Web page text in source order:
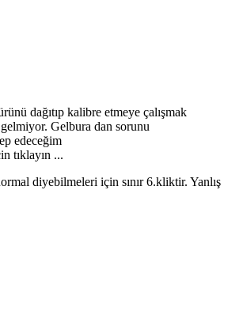
dağıtıp kalibre etmeye çalışmak
Gelbura dan sorunu
edeceğim
tıklayın ...
diyebilmeleri için sınır 6.kliktir. Yanlış